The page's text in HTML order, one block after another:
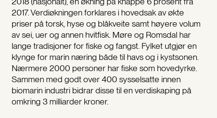
2017. Verdiøkningen forklares i hovedsak av økte
priser på torsk, hyse og blåkveite samt høyere volum
av sei, uer og annen hvitfisk. Møre og Romsdal har
lange tradisjoner for fiske og fangst. Fylket utgjør en
klynge for marin næring både til havs og i kystsonen.
Nærmere 2000 personer har fiske som hovedyrke.
Sammen med godt over 400 sysselsatte innen
biomarin industri bidrar disse til en verdiskaping på
omkring 3 milliarder kroner.